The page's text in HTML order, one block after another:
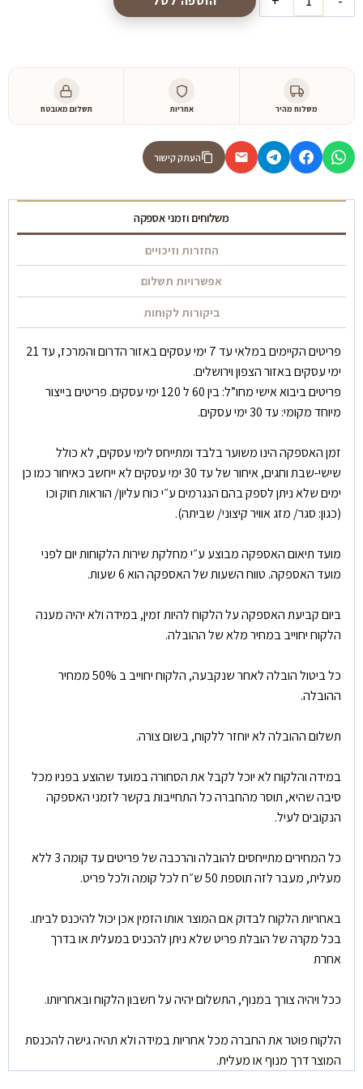
של
משלוח מהיר אחריות תשלום מאובטח
העתק קישור
משלוחים וזמני אספקה
החזרות וזיכויים
אפשרויות תשלום
ביקורות לקוחות
פריטים הקיימים במלאי עד 7 ימי עסקים באזור הדרום והמרכז, עד 21
ימי עסקים באזור הצפון וירושלים.
פריטים ביבוא אישי מחו”ל: בין 60 ל 120 ימי עסקים. פריטים בייצור
מיוחד מקומי: עד 30 ימי עסקים.
זמן האספקה הינו משוער בלבד ומתייחס לימי עסקים, לא כולל
שישי-שבת וחגים, איחור של עד 30 ימי עסקים לא ייחשב כאיחור כמו כן
ימים שלא ניתן לספק בהם הנגרמים ע״י כוח עליון/ הוראות חוק וכו
(כגון: סגר/ מזג אוויר קיצוני/ שביתה).
מועד תיאום האספקה מבוצע ע״י מחלקת שירות הלקוחות יום לפני
מועד האספקה. טווח השעות של האספקה הוא 6 שעות.
ביום קביעת האספקה על הלקוח להיות זמין, במידה ולא יהיה מענה
הלקוח יחוייב במחיר מלא של ההובלה.
כל ביטול הובלה לאחר שנקבעה, הלקוח יחוייב ב 50% ממחיר
ההובלה.
תשלום ההובלה לא יוחזר ללקוח, בשום צורה.
במידה והלקוח לא יוכל לקבל את הסחורה במועד שהוצע בפניו מכל
סיבה שהיא, תוסר מהחברה כל התחייבות בקשר לזמני האספקה
הנקובים לעיל.
כל המחירים מתייחסים להובלה והרכבה של פריטים עד קומה 3 ללא
מעלית, מעבר לזה תוספת 50 ש״ח לכל קומה ולכל פריט.
באחריות הלקוח לבדוק אם המוצר אותו הזמין אכן יכול להיכנס לביתו.
בכל מקרה של הובלת פריט שלא ניתן להכניס במעלית או בדרך
אחרת
ככל ויהיה צורך במנוף, התשלום יהיה על חשבון הלקוח ובאחריותו.
הלקוח פוטר את החברה מכל אחריות במידה ולא תהיה גישה להכנסת
המוצר דרך מנוף או מעלית.